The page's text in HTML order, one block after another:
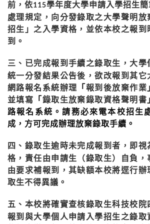
前，依115學年度大學申請入學招生
處理規定，向分發錄取之大學聲明放
招生」之入學資格，並依本校之報到
到。
三 、 已完成報到手續之錄取生，大學
統一分發結果公告後，欲改報到其它
網路報名系統辦理 「 報到後放棄作業
並填寫 「 錄取生放棄錄取資格聲明書
路報名系統。請務必來電本校招生
成，方可完成辦理放棄錄取手續。
四 、 錄取生逾時未完成報到者，即視
格， 責任由申請生（錄取生）自負，
由要求補報到，其缺額本校將逕行辦
取生不得異議。
五 、 本校將確實查核錄取生科技校院
報到與大學個人申請入學招生之錄取